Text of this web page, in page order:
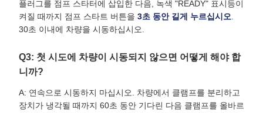
플러그를 점프 스타터에 삽입한 다음, 녹색 "READY" 표시등이
켜질 때까지 점프 스타트 버튼을 3초 동안 길게 누르십시오
30초 이내에 차량을 시동하십시오.
Q3: 첫 시도에 차량이 시동되지 않으면 어떻게 해야 합
니까?
A: 연속으로 시동하지 마십시오. 차량에서 클램프를 분리하고
장치가 냉각될 때까지 60초 동안 기다린 다음 클램프를 올바르